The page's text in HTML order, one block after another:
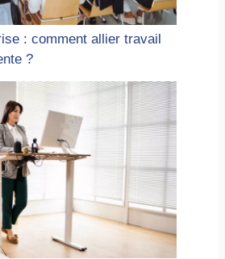
: comment allier travail
?